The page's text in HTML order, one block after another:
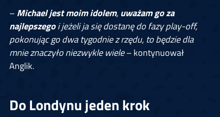
–Michael jest moim idolem,uważam go za
najlepszegoi jeżeli ja się dostanę do fazy play-off,
pokonując go dwa tygodnie z rzędu, to będzie dla
mnie znaczyło niezwykle wiele– kontynuował
Anglik.
Do Londynu jeden krok